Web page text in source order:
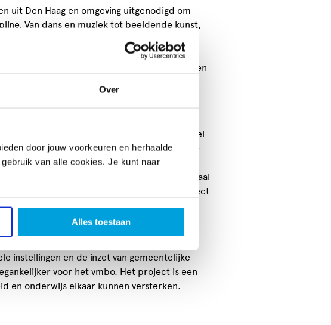
Over
door jouw voorkeuren en herhaalde
van alle cookies. Je kunt naar
Alles toestaan
uit Den Haag en omgeving uitgenodigd om
Van dans en muziek tot beeldende kunst,
praktijkgericht en sluiten aan bij de
kunnen via het planningssysteem van
boeken, waarbij gebruik gemaakt kan worden
voor CKV. Leerlingen nemen deel
reflectieverslag (in tekst, beeld of andere
en presenteren dit. De lessen zijn flexibel
vervangen. De lessen zijn allemaal minimaal
lessen uitgebreid worden tot een project
instellingen en de inzet van gemeentelijke
voor het vmbo. Het project is een
en onderwijs elkaar kunnen versterken.